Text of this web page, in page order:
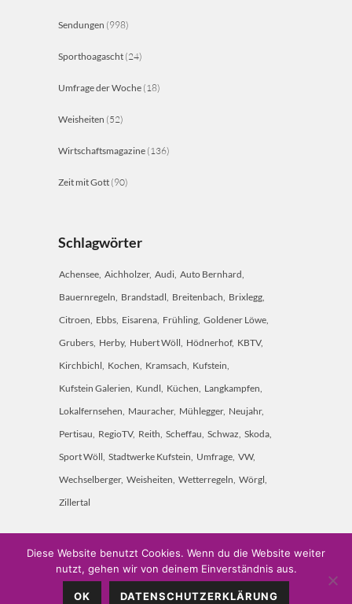
Sendungen (998)
Sporthoagascht (24)
Umfrage der Woche (18)
Weisheiten (52)
Wirtschaftsmagazine (136)
Zeit mit Gott (90)
Schlagwörter
Achensee Aichholzer Audi Auto Bernhard
Bauernregeln Brandstadl Breitenbach Brixlegg
Citroen Ebbs Eisarena Frühling Goldener Löwe
Grubers Herby Hubert Wöll Hödnerhof KBTV
Kirchbichl Kochen Kramsach Kufstein
Kufstein Galerien Kundl Küchen Langkampfen
Lokalfernsehen Mauracher Mühlegger Neujahr
Pertisau RegioTV Reith Scheffau Schwaz Skoda
Sport Wöll Stadtwerke Kufstein Umfrage VW
Wechselberger Weisheiten Wetterregeln Wörgl
Zillertal
Weitschön 60 • A-6250 Kundl • Mobil: 0660 7451 000 •
Diese Website benutzt Cookies. Wenn du die Website weiter
nutzt, gehen wir von deinem Einverständnis aus.
OK DATENSCHUTZERKLÄRUNG